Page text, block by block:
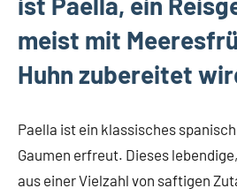
meist mit
Huhn zubereitet
Paella ist ein klassisches
Gaumen erfreut. Dieses
aus einer Vielzahl von saftigen